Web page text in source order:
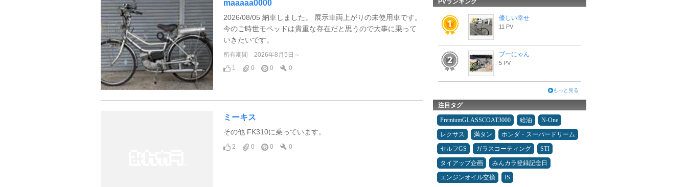
maaaaa0000
2026/08/05 納車しました。 展示車両上がりの未使用車です。
今のご時世モペッドは貴重な存在だと思うので大事に乗って
いきたいです。
所有期間
2026年8月5日～
1
0 0 0
ミーキス
その他 FK310に乗っています。
2 0 0 0
PVランキング
優しい幸せ
11 PV
ブーにゃん
5 PV
もっと見る
注目タグ
PremiumGLASSCOAT3000 給油
N-One
レクサス
満タン
ホンダ・スーパードリーム
セルフGS
ガラスコーティング
STI
タイアップ企画
みんカラ登録記念日
エンジンオイル交換
IS